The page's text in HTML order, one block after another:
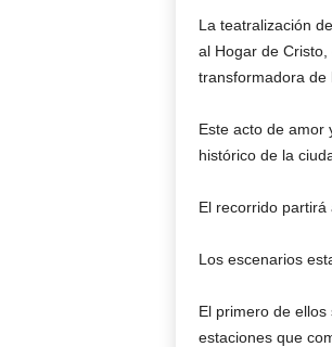
La teatralización
al Hogar de
transformadora de
Este acto de amor
histórico de la
El recorrido partirá
Los escenarios
El primero de
estaciones que